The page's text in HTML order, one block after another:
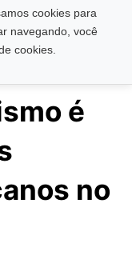
cookies para
navegando, você
cookies.
é
no